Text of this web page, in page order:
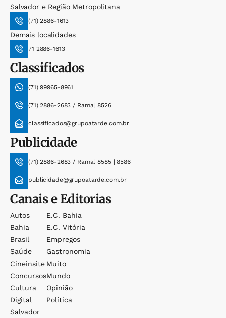
Salvador e Região Metropolitana
(71) 2886-1613
Demais localidades
71 2886-1613
Classificados
(71) 99965-8961
(71) 2886-2683 / Ramal 8526
classificados@grupoatarde.com.br
Publicidade
(71) 2886-2683 / Ramal 8585 | 8586
publicidade@grupoatarde.com.br
Canais e Editorias
Autos
Bahia
Brasil
Saúde
Cineinsite
Concursos
Cultura
Digital
Salvador
E.c. Bahia
E.c. Vitória
Empregos
Gastronomia
Muito
Mundo
Opinião
Política